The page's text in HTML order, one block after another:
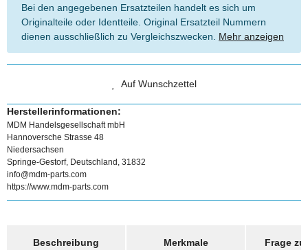
Bei den angegebenen Ersatzteilen handelt es sich um
Originalteile oder Identteile. Original Ersatzteil Nummern
dienen ausschließlich zu Vergleichszwecken. Mehr anzeigen
Auf Wunschzettel
Herstellerinformationen:
MDM Handelsgesellschaft mbH
Hannoversche Strasse 48
Niedersachsen
Springe-Gestorf, Deutschland, 31832
info@mdm-parts.com
https://www.mdm-parts.com
Beschreibung
Merkmale Frage